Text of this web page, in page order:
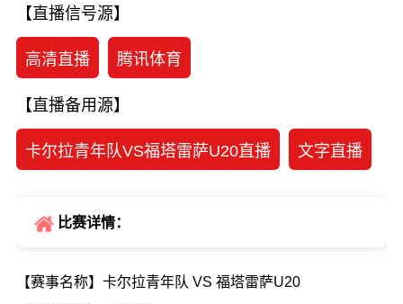
【直播信号源】
高清直播 腾讯体育
【直播备用源】
卡尔拉青年队VS福塔雷萨U20直播 文字直播
比赛详情：
【赛事名称】卡尔拉青年队 VS 福塔雷萨U20